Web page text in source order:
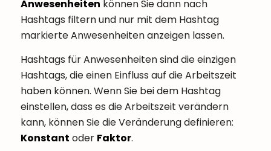
Anwesenheiten können Sie dann nach
Hashtags filtern und nur mit dem Hashtag
markierte Anwesenheiten anzeigen lassen.
Hashtags für Anwesenheiten sind die einzigen
Hashtags, die einen Einfluss auf die Arbeitszeit
haben können. Wenn Sie bei dem Hashtag
einstellen, dass es die Arbeitszeit verändern
kann, können Sie die Veränderung definieren:
Konstant oder Faktor.